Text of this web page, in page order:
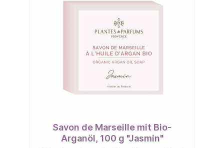
Savon de Marseille mit Bio-
Arganöl, 100 g "Jasmin"